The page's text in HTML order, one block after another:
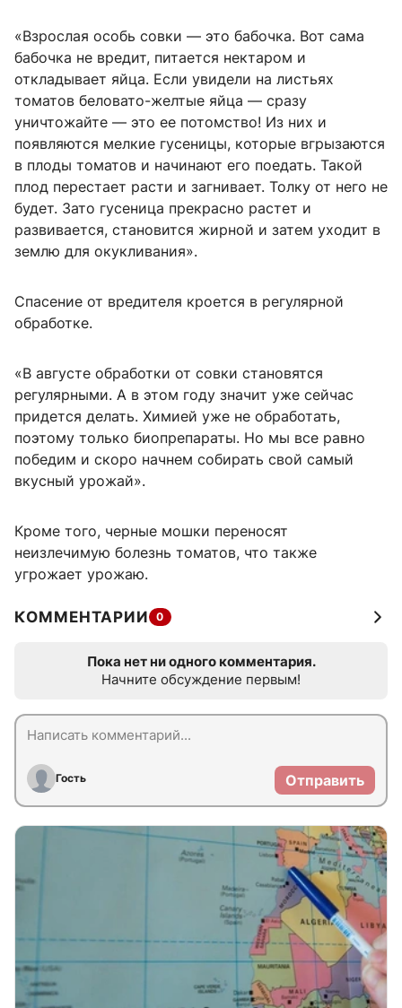
«Взрослая особь совки — это бабочка. Вот сама
бабочка не вредит, питается нектаром и
откладывает яйца. Если увидели на листьях
томатов беловато-желтые яйца — сразу
уничтожайте — это ее потомство! Из них и
появляются мелкие гусеницы, которые вгрызаются
в плоды томатов и начинают его поедать. Такой
плод перестает расти и загнивает. Толку от него не
будет. Зато гусеница прекрасно растет и
развивается, становится жирной и затем уходит в
землю для окукливания».
Спасение от вредителя кроется в регулярной
обработке.
«В августе обработки от совки становятся
регулярными. А в этом году значит уже сейчас
придется делать. Химией уже не обработать,
поэтому только биопрепараты. Но мы все равно
победим и скоро начнем собирать свой самый
вкусный урожай».
Кроме того, черные мошки переносят
неизлечимую болезнь томатов, что также
угрожает урожаю.
КОММЕНТАРИИ 0
Пока нет ни одного комментария.
Начните обсуждение первым!
Гость Отправить